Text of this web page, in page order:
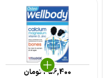
356,400تومان